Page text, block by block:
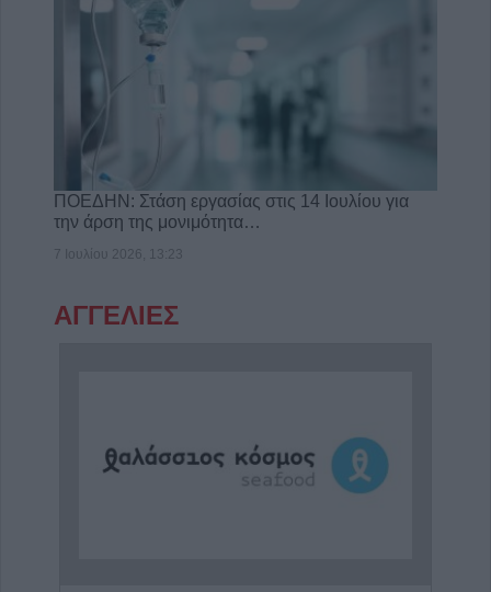
ΠΟΕΔΗΝ: Στάση εργασίας στις 14 Ιουλίου για
την άρση της μονιμότητα…
7 Ιουλίου 2026, 13:23
ΑΓΓΕΛΙΕΣ